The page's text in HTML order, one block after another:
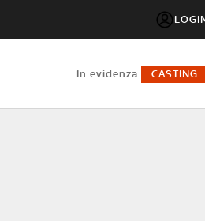
in evidenza: CASTING